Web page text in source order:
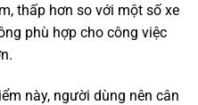
thấp hơn so với một số xe
phù hợp cho công việc
này, người dùng nên cân